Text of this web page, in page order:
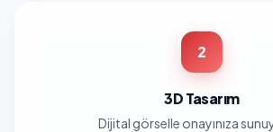
2
3D Tasarım
Dijital görselle onayınıza